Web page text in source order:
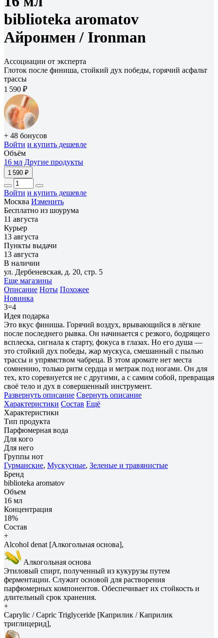
biblioteka aromatov
Айронмен / Ironman
Ассоциации от эксперта
Глоток после финиша, cтойкий дух победы, горячий асфальт
трассы
1 590 ₽
+ 48 бонусов
Войти и купить дешевле
Объём
16 мл Другие продукты
1 590 ₽
Войти и купить дешевле
Москва Изменить
Бесплатно из шоурума
11 августа
Курьер
13 августа
Пункты выдачи
13 августа
В наличии
ул. Дербеневская, д. 20, стр. 5
Еще магазины
Описание Ноты Похожее
Новинка
3=4
Идея подарка
Это вкус финиша. Горячий воздух, врывающийся в лёгкие
после последнего рывка. Он начинается с резкого, бодрящего
всплеска, сигнала к старту, фокуса в глазах. Но его душа —
это стойкий дух победы, жар мускуса, смешанный с пылью
трассы и упрямством чабреца. В этом аромате нет места
сомнению, только ритм сердца и метраж под ногами. Он для
тех, кто соревнуется не с другими, а с самим собой, превращая
своё тело и дух в совершенный инструмент.
Развернуть описание Свернуть описание
Характеристики Состав Ещё
Характеристики
Тип продукта
Парфюмерная вода
Для кого
Для него
Группы нот
Гурманские, Мускусные, Зеленые и травянистые
Бренд
biblioteka aromatov
Объем
16 мл
Концентрация
18%
Состав
+
Alcohol denat [Алкогольная основа],
Алкогольная основа
Этиловый спирт, полученный из кукурузы путем
ферментации. Служит основой для растворения
парфюмерных компонентов. Обеспечивает их стойкость и
длительный срок хранения.
+
Caprylic / Capric Triglyceride [Каприлик / Каприлик
триглицерид],